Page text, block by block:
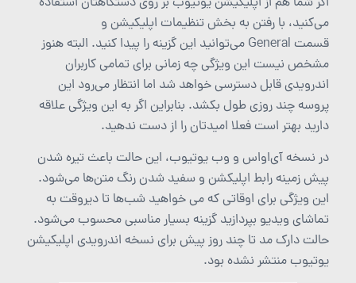
می‌کنید، با رفتن به بخش تنظیمات اپلیکیشن و
قسمت General می‌توانید این گزینه را پیدا کنید. البته هنوز
مشخص نیست این ویژگی چه زمانی برای تمامی کاربران
اندرویدی قابل دسترسی خواهد شد اما انتظار می‌رود این
پروسه چند روزی طول بکشد. بنابراین اگر به این ویژگی علاقه
دارید بهتر است فعلا امیدتان را از دست ندهید.
در نسخه آی‌اواس و وب یوتیوب، این حالت باعث تیره شدن
پیش زمینه رابط اپلیکشن و سفید شدن رنگ متن‌ها می‌شود.
این ویژگی برای اوقاتی که می خواهید شب‌ها تا دیروقت به
تماشای ویدیو بپردازید گزینه بسیار مناسبی محسوب می‌شود.
حالت دارک مد تا چند روز پیش برای نسخه اندرویدی اپلیکیشن
یوتیوب منتشر نشده بود.